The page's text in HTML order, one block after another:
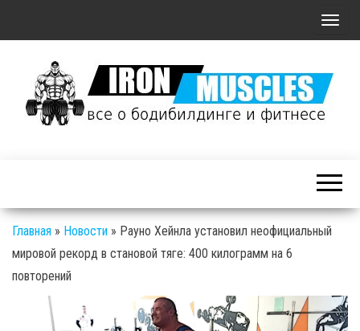
П
к
а
ь
/
С
ы
т
и фитнесе
Главная » Новости » Рауно Хейнла установил неофициальный
мировой рекорд в становой тяге: 400 килограмм на 6
повторений